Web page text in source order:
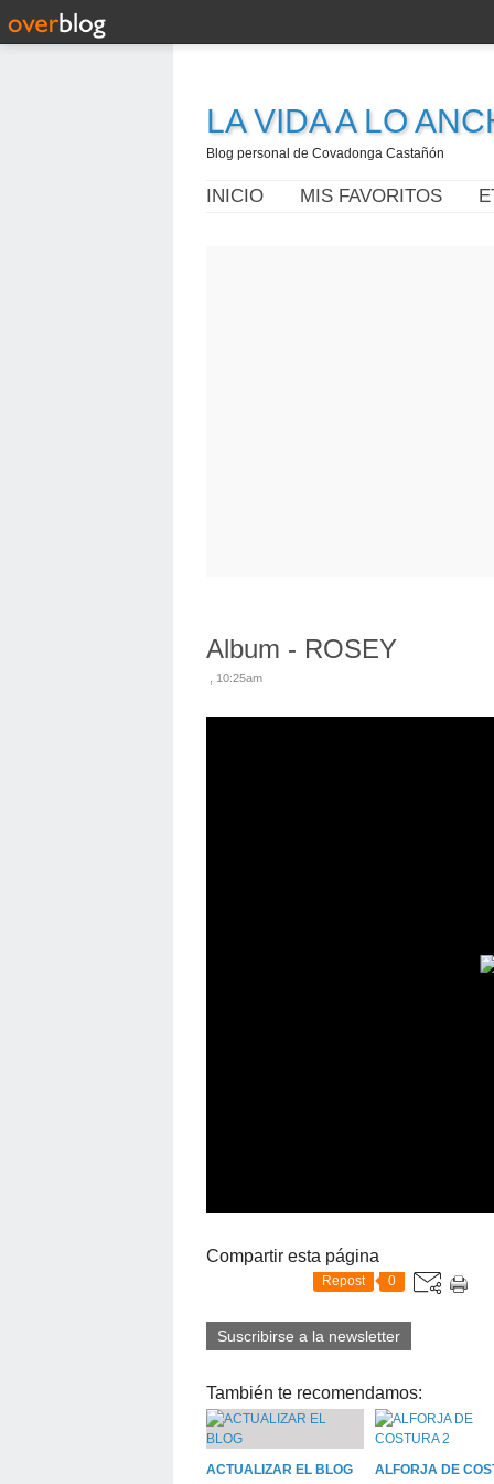
LA VIDA A LO
Blog personal de Covadonga Castañón
INICIO MIS FAVORITOS
Album - ROSEY
, 10:25am
Compartir esta página
Repost 0
Suscribirse a la newsletter
También te recomendamos:
ACTUALIZAR EL BLOG
ALFORJA DE